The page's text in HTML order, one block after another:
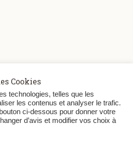
Cookies
technologies, telles que les
les contenus et analyser le trafic.
ci-dessous pour donner votre
d’avis et modifier vos choix à